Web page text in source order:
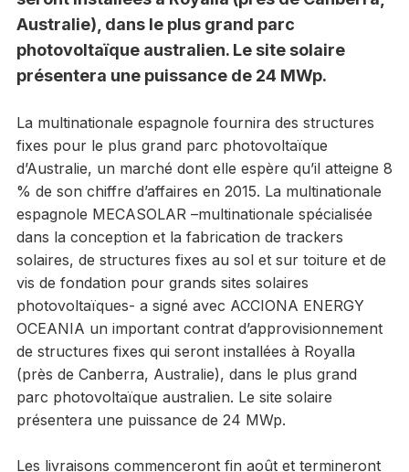
Australie), dans le plus grand parc
photovoltaïque australien. Le site solaire
présentera une puissance de 24 MWp.
La multinationale espagnole fournira des structures
fixes pour le plus grand parc photovoltaïque
d’Australie, un marché dont elle espère qu’il atteigne 8
% de son chiffre d’affaires en 2015. La multinationale
espagnole MECASOLAR –multinationale spécialisée
dans la conception et la fabrication de trackers
solaires, de structures fixes au sol et sur toiture et de
vis de fondation pour grands sites solaires
photovoltaïques- a signé avec ACCIONA ENERGY
OCEANIA un important contrat d’approvisionnement
de structures fixes qui seront installées à Royalla
(près de Canberra, Australie), dans le plus grand
parc photovoltaïque australien. Le site solaire
présentera une puissance de 24 MWp.
Les livraisons commenceront fin août et termineront